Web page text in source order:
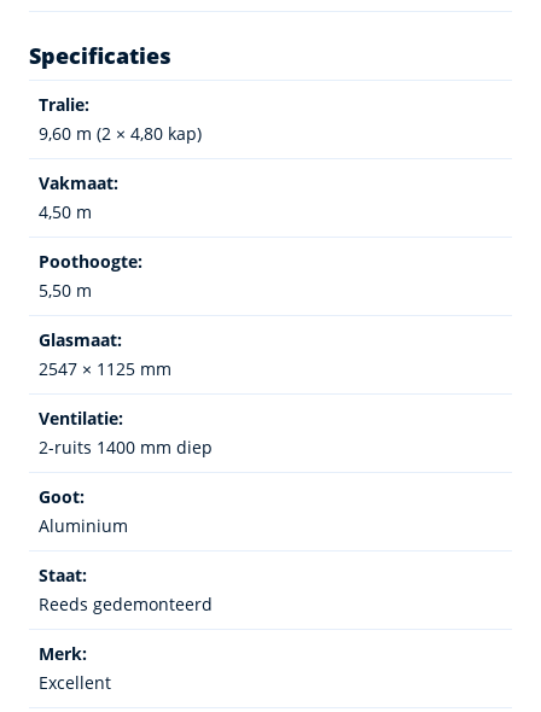
Specificaties
Tralie:
9,60 m (2 × 4,80 kap)
Vakmaat:
4,50 m
Poothoogte:
5,50 m
Glasmaat:
2547 × 1125 mm
Ventilatie:
2-ruits 1400 mm diep
Goot:
Aluminium
Staat:
Reeds gedemonteerd
Merk:
Excellent